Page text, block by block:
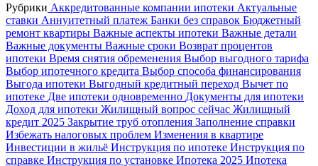
Рубрики Аккредитованные компании ипотеки Актуальные
ставки Аннуитетный платеж Банки без справок Бюджетный
ремонт квартиры Важные аспекты ипотеки Важные детали
Важные документы Важные сроки Возврат процентов
ипотеки Время снятия обременения Выбор выгодного тарифа
Выбор ипотечного кредита Выбор способа финансирования
Выгода ипотеки Выгодный кредитный переход Вычет по
ипотеке Две ипотеки одновременно Документы для ипотеки
Доход для ипотеки Жилищный вопрос сейчас Жилищный
кредит 2025 Закрытие труб отопления Заполнение справки
Избежать налоговых проблем Изменения в квартире
Инвестиции в жильё Инструкция по ипотеке Инструкция по
справке Инструкция по установке Ипотека 2025 Ипотека